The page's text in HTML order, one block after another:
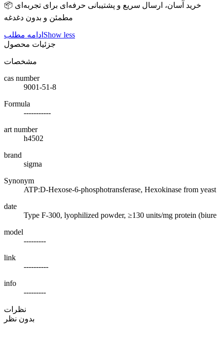
📦 خرید آسان، ارسال سریع و پشتیبانی حرفه‌ای برای تجربه‌ای
مطمئن و بدون دغدغه
ادامه مطلب Show less
جزئیات محصول
مشخصات
cas number
9001-51-8
Formula
-----------
art number
h4502
brand
sigma
Synonym
ATP:D-Hexose-6-phosphotransferase, Hexokinase from yeast
date
Type F-300, lyophilized powder, ≥130 units/mg protein (biure
model
---------
link
----------
info
---------
نظرات
بدون نظر